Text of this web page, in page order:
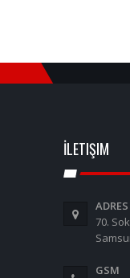
İLETIŞIM
ADRES
70.
GSM